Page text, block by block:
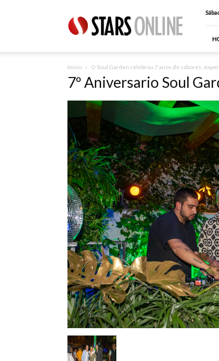
Online
Inicio O Soul Garden celebrou 7 anos de sabores,
7º Aniversario Soul